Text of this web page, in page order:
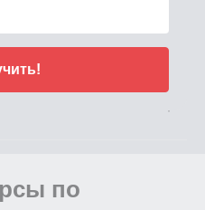
обучение
по